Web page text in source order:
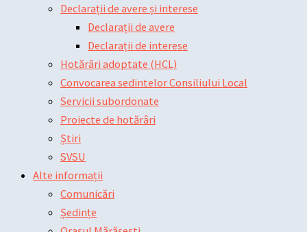
Declarații de avere și interese
Declarații de avere
Declarații de interese
Hotărâri adoptate (HCL)
Convocarea sedintelor Consiliului Local
Servicii subordonate
Proiecte de hotărâri
Știri
SVSU
Alte informații
Comunicări
Ședințe